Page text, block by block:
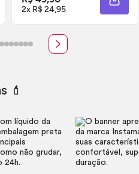
À SACOLA
2x R$ 24,95
💄